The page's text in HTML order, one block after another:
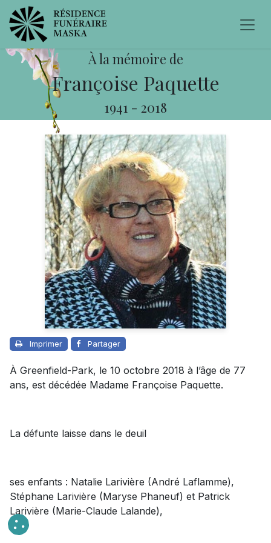
À la mémoire de
Françoise Paquette
1941 - 2018
Imprimer Partager
À Greenfield-Park, le 10 octobre 2018 à l’âge de 77
ans, est décédée Madame Françoise Paquette.
La défunte laisse dans le deuil
ses enfants : Natalie Larivière (André Laflamme),
Stéphane Larivière (Maryse Phaneuf) et Patrick
Larivière (Marie-Claude Lalande),